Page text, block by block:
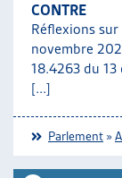
CONTRE
Réflexions
novembre
18.4263 du
[...]
Parlement »